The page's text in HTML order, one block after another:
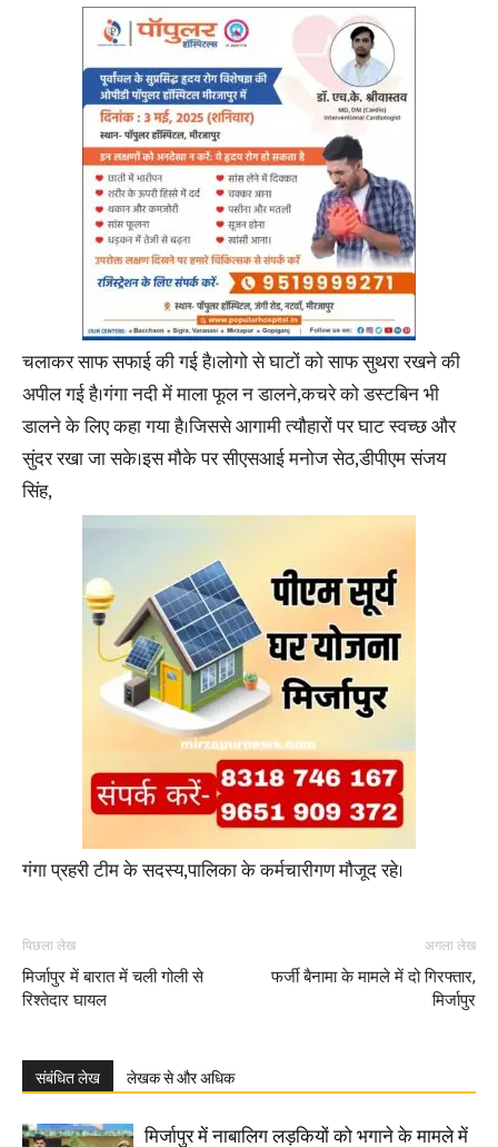
चलाकर साफ सफाई की गई है।लोगो से घाटों को साफ सुथरा रखने की
अपील गई है।गंगा नदी में माला फूल न डालने,कचरे को डस्टबिन भी
डालने के लिए कहा गया है।जिससे आगामी त्यौहारों पर घाट स्वच्छ और
सुंदर रखा जा सके।इस मौके पर सीएसआई मनोज सेठ,डीपीएम संजय
सिंह,
गंगा प्रहरी टीम के सदस्य,पालिका के कर्मचारीगण मौजूद रहे।
पिछला लेख
मिर्जापुर में बारात में चली गोली से
रिश्तेदार घायल
अगला लेख
फर्जी बैनामा के मामले में दो गिरफ्तार,
मिर्जापुर
संबंधित लेख लेखक से और अधिक
मिर्जापुर में नाबालिग लड़कियों को भगाने के मामले में